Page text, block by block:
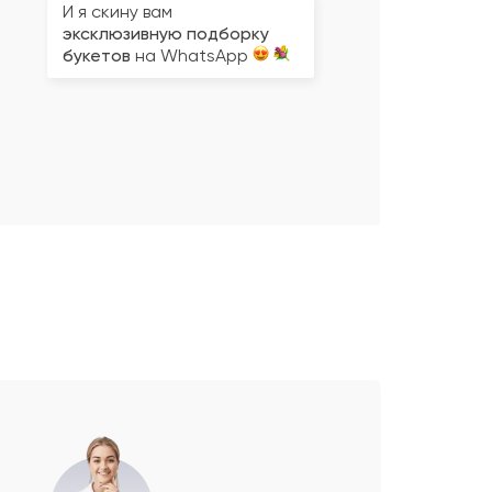
И я скину вам
эксклюзивную подборку
букетов на WhatsApp